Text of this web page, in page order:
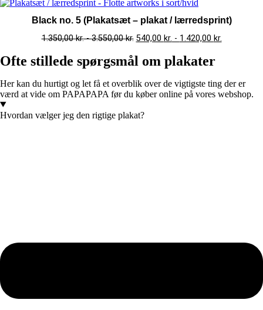
Black no. 5 (Plakatsæt – plakat / lærredsprint)
1.350,00kr.-3.550,00kr. 540,00 kr. - 1.420,00 kr.
Ofte stillede spørgsmål om plakater
Her kan du hurtigt og let få et overblik over de vigtigste ting der er
værd at vide om PAPAPAPA før du køber online på vores webshop.
Hvordan vælger jeg den rigtige plakat?